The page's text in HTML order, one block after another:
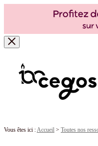
Vous êtes ici :Accueil > Toutes nos